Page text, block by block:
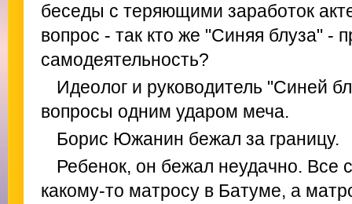
беседы с теряющими заработок
вопрос - так кто же "Синяя блуза" -
самодеятельность?
Идеолог и руководитель "Синей
вопросы одним ударом меча.
Борис Южанин бежал за границу.
Ребенок, он бежал неудачно. Все
какому-то матросу в Батуме, а